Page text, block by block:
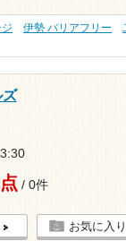
伊勢 バリアフリー
/ 0件
お気に入